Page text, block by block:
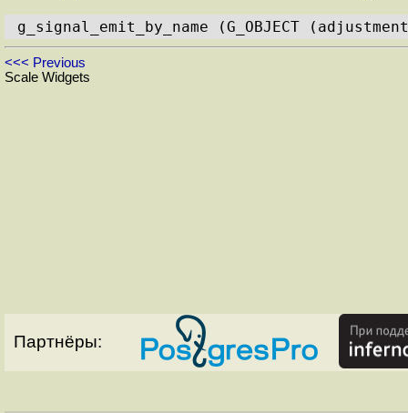
g_signal_emit_by_name (G_OBJECT
<<< Previous
Scale Widgets
Партнёры: